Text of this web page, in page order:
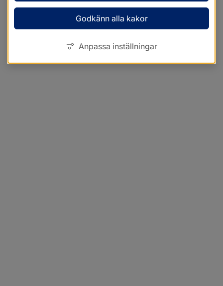
Godkänn alla kakor
Anpassa inställningar